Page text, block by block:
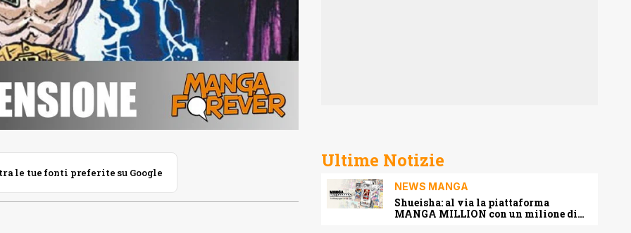
le tue fonti preferite su Google
Ultime Notizie
NEWS MANGA
Shueisha: al via la piattaforma
MANGA MILLION con un milione di